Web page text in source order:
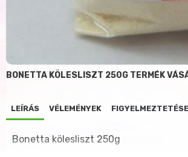
BONETTA KÖLESLISZT 250G TERMÉK
LEÍRÁS VÉLEMÉNYEK
Bonetta kölesliszt 250g